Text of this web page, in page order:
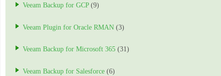
Veeam Backup for GCP(9)
Veeam Plugin for Oracle RMAN (3)
Veeam Backup for Microsoft 365 (31)
Veeam Backup for Salesforce (6)